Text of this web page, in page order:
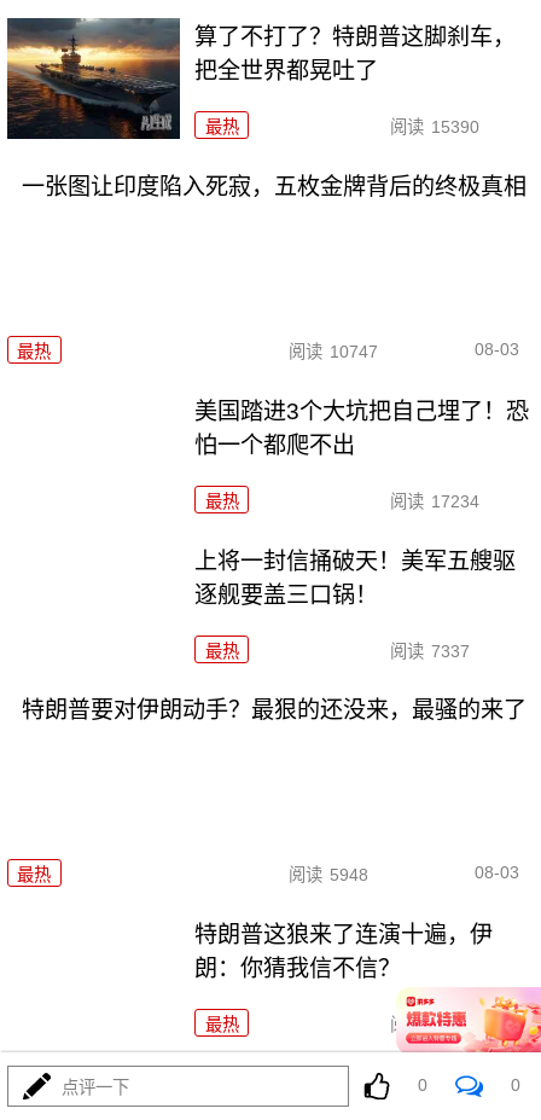
算了不打了？特朗普这脚刹车，
把全世界都晃吐了
最热 阅读 15390
一张图让印度陷入死寂，五枚金牌背后的终极真相
最热 阅读 10747 08-03
美国踏进3个大坑把自己埋了！恐
怕一个都爬不出
最热 阅读 17234
上将一封信捅破天！美军五艘驱
逐舰要盖三口锅！
最热 阅读 7337
特朗普要对伊朗动手？最狠的还没来，最骚的来了
最热 阅读 5948 08-03
特朗普这狼来了连演十遍，伊
朗：你猜我信不信？
最热 阅读 5158
政治自杀！菲律宾防长，你这是在给菲律宾掘墓！
点评一下 0 0